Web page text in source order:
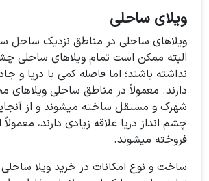
ویلای ساحلی
ویلاهای ساحلی در مناطق نزدیک ساحل
البته ممکن است تمام ویلاهای ساحلی
نداشته باشند؛ اما فاصله کمی با دریا و
دارند. معمولاً در مناطق ساحلی ویلاهای
شهرک و مستقل ساخته میشوند و از
چشم انداز دریا علاقه زیادی دارند،
فروخته میشوند.
ساخت و نوع امکانات در خرید ویلا